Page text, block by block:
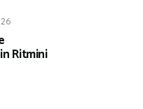
Ritmini